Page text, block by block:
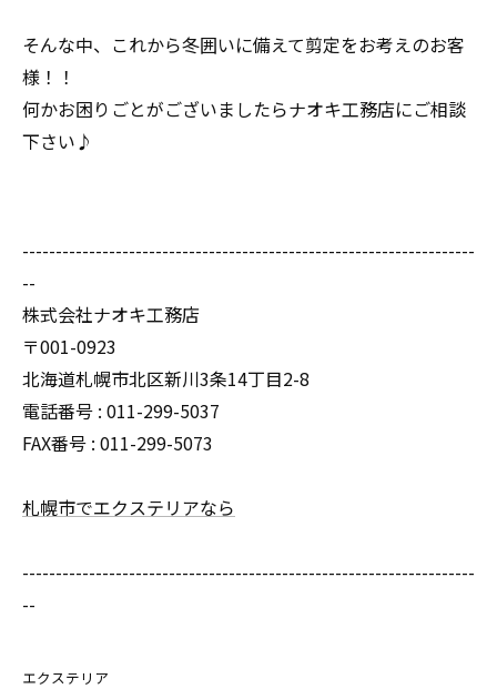
そんな中、これから冬囲いに備えて剪定をお考えのお客
様！！
何かお困りごとがございましたらナオキ工務店にご相談
下さい♪
--------------------------------------------------------------------
--
株式会社ナオキ工務店
〒001-0923
北海道札幌市北区新川3条14丁目2-8
電話番号 : 011-299-5037
FAX番号 : 011-299-5073
札幌市でエクステリアなら
--------------------------------------------------------------------
--
エクステリア